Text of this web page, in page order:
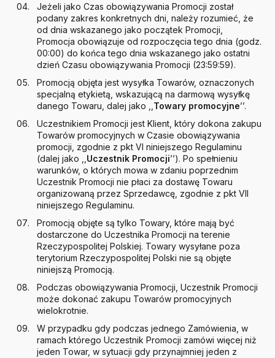
Jeżeli jako Czas obowiązywania Promocji został
podany zakres konkretnych dni, należy rozumieć, że
od dnia wskazanego jako początek Promocji,
Promocja obowiązuje od rozpoczęcia tego dnia (godz.
00:00) do końca tego dnia wskazanego jako ostatni
dzień Czasu obowiązywania Promocji (23:59:59).
Promocją objęta jest wysyłka Towarów, oznaczonych
specjalną etykietą, wskazującą na darmową wysyłkę
danego Towaru, dalej jako ,, Towary promocyjne’’.
Uczestnikiem Promocji jest Klient, który dokona zakupu
Towarów promocyjnych w Czasie obowiązywania
promocji, zgodnie z pkt VI niniejszego Regulaminu
(dalej jako ,, Uczestnik Promocji’’). Po spełnieniu
warunków, o których mowa w zdaniu poprzednim
Uczestnik Promocji nie płaci za dostawę Towaru
organizowaną przez Sprzedawcę, zgodnie z pkt VII
niniejszego Regulaminu.
Promocją objęte są tylko Towary, które mają być
dostarczone do Uczestnika Promocji na terenie
Rzeczypospolitej Polskiej. Towary wysyłane poza
terytorium Rzeczypospolitej Polski nie są objęte
niniejszą Promocją.
Podczas obowiązywania Promocji, Uczestnik Promocji
może dokonać zakupu Towarów promocyjnych
wielokrotnie.
W przypadku gdy podczas jednego Zamówienia, w
ramach którego Uczestnik Promocji zamówi więcej niż
jeden Towar, w sytuacji gdy przynajmniej jeden z